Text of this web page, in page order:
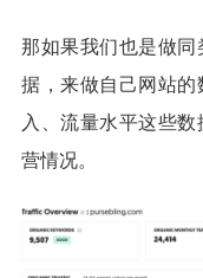
那如果我们也是做
据，来做自己网站
入、流量水平这些
营情况。